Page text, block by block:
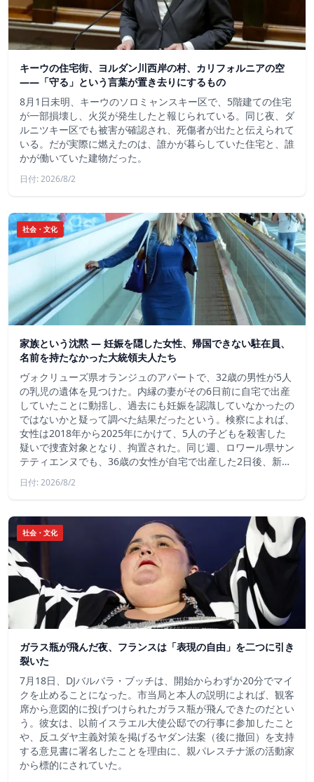
キーウの住宅街、ヨルダン川西岸の村、カリフォルニアの空
——「守る」という言葉が置き去りにするもの
8月1日未明、キーウのソロミャンスキー区で、5階建ての住宅
が一部損壊し、火災が発生したと報じられている。同じ夜、ダ
ルニツキー区でも被害が確認され、死傷者が出たと伝えられて
いる。だが実際に燃えたのは、誰かが暮らしていた住宅と、誰
かが働いていた建物だった。
日付: 2026/8/2
社会・文化
家族という沈黙 ― 妊娠を隠した女性、帰国できない駐在員、
名前を持たなかった大統領夫人たち
ヴォクリューズ県オランジュのアパートで、32歳の男性が5人
の乳児の遺体を見つけた。内縁の妻がその6日前に自宅で出産
していたことに動揺し、過去にも妊娠を認識していなかったの
ではないかと疑って調べた結果だったという。検察によれば、
女性は2018年から2025年にかけて、5人の子どもを殺害した
疑いで捜査対象となり、拘置された。同じ週、ロワール県サン
テティエンヌでも、36歳の女性が自宅で出産した2日後、新…
日付: 2026/8/2
社会・文化
ガラス瓶が飛んだ夜、フランスは「表現の自由」を二つに引き
裂いた
7月18日、DJバルバラ・ブッチは、開始からわずか20分でマイ
クを止めることになった。市当局と本人の説明によれば、観客
席から意図的に投げつけられたガラス瓶が飛んできたのだとい
う。彼女は、以前イスラエル大使公邸での行事に参加したこと
や、反ユダヤ主義対策を掲げるヤダン法案（後に撤回）を支持
する意見書に署名したことを理由に、親パレスチナ派の活動家
から標的にされていた。